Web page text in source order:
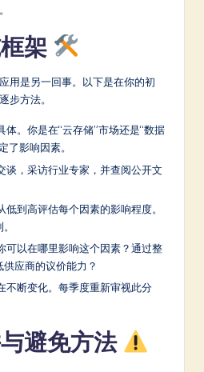
架
用是另一回事。以下是在你的初
步方法。
体。你是在“云存储”市场还是“数据
了影响因素。
谈，采访行业专家，并查阅公开文
低到高评估每个因素的影响程度。
可以在哪里影响这个因素？通过整
应商的议价能力？
不断变化。每季度重新审视此分
避免方法